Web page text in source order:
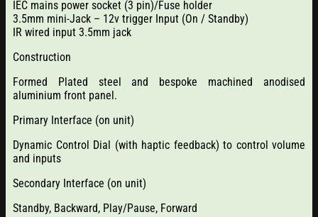
IEC mains power socket (3 pin)/Fuse holder
3.5mm mini-Jack – 12v trigger Input (On / Standby)
IR wired input 3.5mm jack
Construction
Formed Plated steel and bespoke machined anodised
aluminium front panel.
Primary Interface (on unit)
Dynamic Control Dial (with haptic feedback) to control volume
and inputs
Secondary Interface (on unit)
Standby, Backward, Play/Pause, Forward